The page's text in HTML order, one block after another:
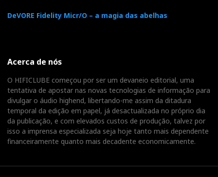
DeVORE Fidelity Micr/O – a magia das abelhas
Acerca de nós
O HIFICLUBE começou por ser um devaneio editorial, uma
tentativa de apostar nas novas tecnologias de informação para
divulgar o áudio highend, libertando-me assim da ditadura
temporal da edição em papel, já desactualizada no próprio dia
da publicação, e com elevados custos de produção, talvez por
isso a imprensa especializada seja hoje tanto mais dependente
financeiramente quanto mais decadente economicamente.